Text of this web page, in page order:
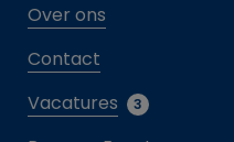
Over ons
Contact
Vacatures
3